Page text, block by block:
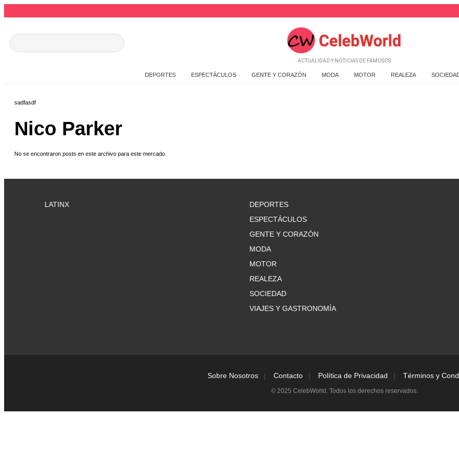
ACTUALIDAD Y NOTICIAS DE FAMOSOS
DEPORTES ESPECTÁCULOS GENTE Y CORAZÓN MODA MOTOR REALEZA
sadfasdf
Nico Parker
No se encontraron posts en este archivo para este mercado.
LATINX
DEPORTES
ESPECTÁCULOS
GENTE Y CORAZÓN
MODA
MOTOR
REALEZA
SOCIEDAD
VIAJES Y GASTRONOMÍA
Sobre Nosotros Contacto Política de Privacidad Términos y
© 2025 CelebWorld. Todos los derechos reservados.